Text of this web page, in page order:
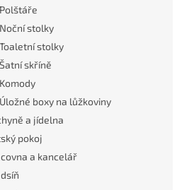
Polštáře
Noční stolky
Toaletní stolky
Šatní skříně
Komody
Úložné boxy na lůžkoviny
a jídelna
pokoj
a kancelář